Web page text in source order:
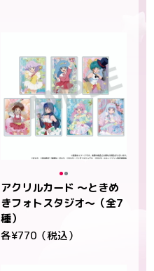
アクリルカード ～ときめ
きフォトスタジオ～（全7
種）
各¥770（税込）